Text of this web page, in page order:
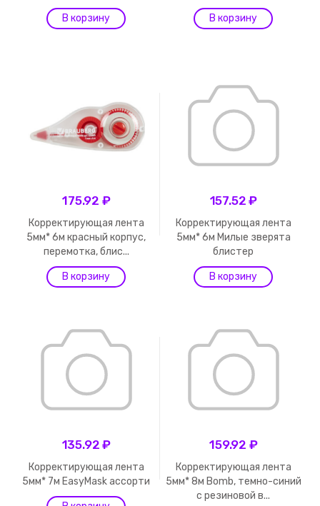
175.92 ₽
Корректирующая лента
5мм* 6м красный корпус,
перемотка, блис...
157.52 ₽
Корректирующая лента
5мм* 6м Милые зверята
блистер
135.92 ₽
Корректирующая лента
5мм* 7м EasyMask ассорти
159.92 ₽
Корректирующая лента
5мм* 8м Bomb, темно-синий
с резиновой в...